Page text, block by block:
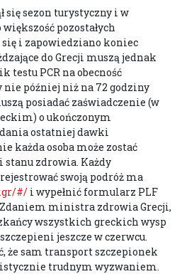
się sezon turystyczny i w
pozostałych
i zapowiedziano koniec
do Grecji muszą jednak
testu PCR na obecność
później niż na 72 godziny
posiadać zaświadczenie (w
o ukończonym
ostatniej dawki
każda osoba może zostać
zdrowia. Każdy
swoją podróż ma
#/ i wypełnić formularz PLF
ministra zdrowia Grecji,
wszystkich greckich wysp
jeszcze w czerwcu.
że sam transport szczepionek
trudnym wyzwaniem.